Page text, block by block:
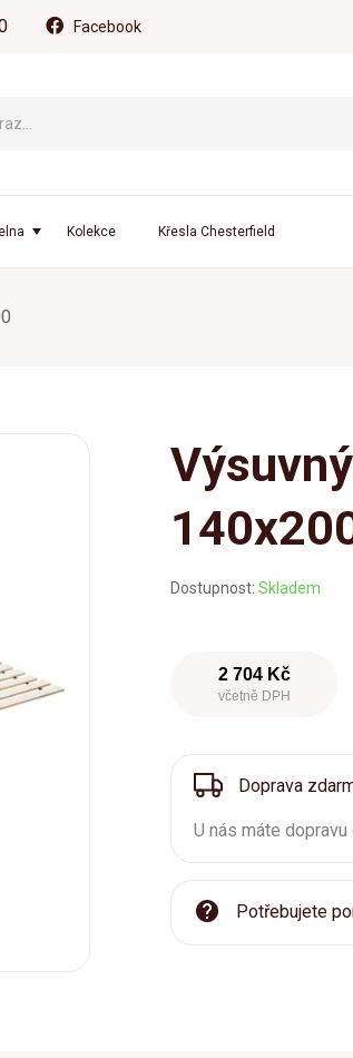
Facebook
Kolekce Křesla Chesterfield
Dostupnost: Skladem
2 704 Kč
včetně DPH
Doprava
U nás máte
Potřebujete